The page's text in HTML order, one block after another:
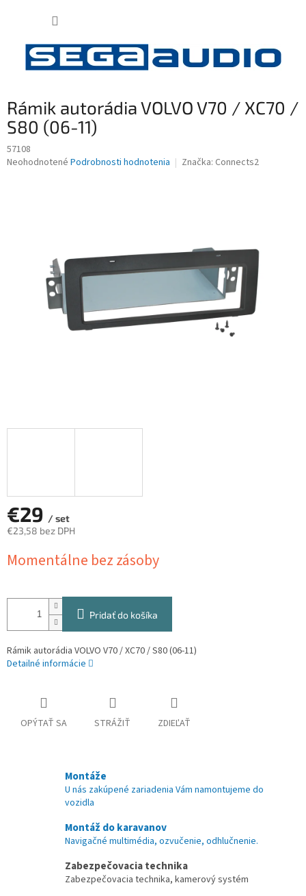
Rámik autorádia VOLVO V70 / XC70 /
S80 (06-11)
57108
Priemerné
Neohodnotené Podrobnosti hodnotenia Značka: Connects2
€29 / set
€23,58 bez DPH
cena:
Momentálne bez zásoby
Pridať do košíka
Rámik autorádia VOLVO V70 / XC70 / S80 (06-11)
Detailné informácie
OPÝTAŤ SA STRÁŽIŤ ZDIEĽAŤ
Montáže
U nás zakúpené zariadenia Vám namontujeme do
vozidla
Montáž do karavanov
Navigačné multimédia, ozvučenie, odhlučnenie.
Zabezpečovacia technika
Zabezpečovacia technika, kamerový systém